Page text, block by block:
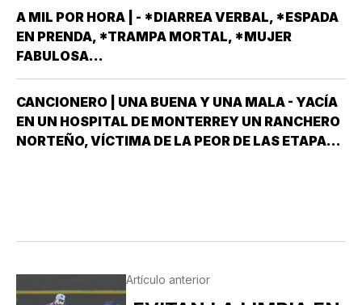
LOCALES, EN ALGUNO DE LOS 30 DISTRITOS QUE
HAY EN VERACRUZ POR EL PARTIDO MORENA,
DESPUÉS QUE NO…
A MIL POR HORA | - *DIARREA VERBAL, *ESPADA
EN PRENDA, *TRAMPA MORTAL, *MUJER
FABULOSA...
CANCIONERO | UNA BUENA Y UNA MALA - YACÍA
EN UN HOSPITAL DE MONTERREY UN RANCHERO
NORTEÑO, VÍCTIMA DE LA PEOR DE LAS ETAPAS
Artículo anterior